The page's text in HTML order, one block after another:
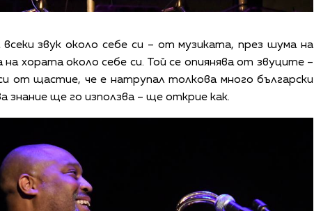
звук около себе си – от музиката, през шума на
на хората около себе си. Той се опиянява от звуците –
от щастие, че е натрупал толкова много български
знание ще го използва – ще открие как.